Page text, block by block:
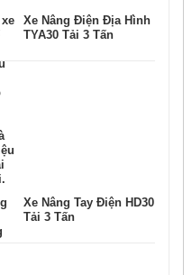
Xe Nâng Điện Địa Hình
TYA30 Tải 3 Tấn
Xe Nâng Tay Điện HD30
Tải 3 Tấn